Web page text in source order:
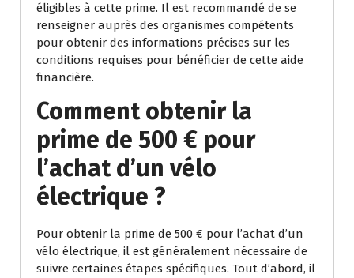
éligibles à cette prime. Il est recommandé de se
renseigner auprès des organismes compétents
pour obtenir des informations précises sur les
conditions requises pour bénéficier de cette aide
financière.
Comment obtenir la
prime de 500 € pour
l’achat d’un vélo
électrique ?
Pour obtenir la prime de 500 € pour l’achat d’un
vélo électrique, il est généralement nécessaire de
suivre certaines étapes spécifiques. Tout d’abord, il